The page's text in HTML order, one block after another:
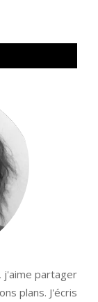
j'aime partager
plans. J'écris